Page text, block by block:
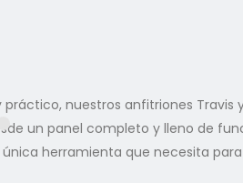
nuestros anfitriones
un panel completo y lleno de
herramienta que necesita